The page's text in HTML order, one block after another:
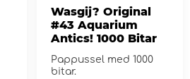
Wasgij? Original
#43 Aquarium
Antics! 1000 Bitar
Pappussel med 1000
bitar.